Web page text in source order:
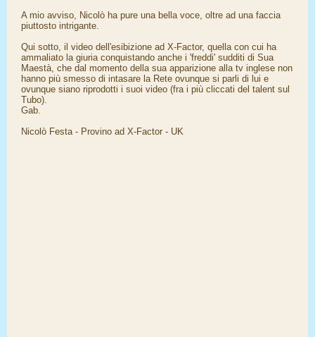
A mio avviso, Nicolò ha pure una bella voce, oltre ad una faccia
piuttosto intrigante.
Qui sotto, il video dell'esibizione ad X-Factor, quella con cui ha
ammaliato la giuria conquistando anche i 'freddi' sudditi di Sua
Maestà, che dal momento della sua apparizione alla tv inglese non
hanno più smesso di intasare la Rete ovunque si parli di lui e
ovunque siano riprodotti i suoi video (fra i più cliccati del talent sul
Tubo).
Gab.
Nicolò Festa - Provino ad X-Factor - UK